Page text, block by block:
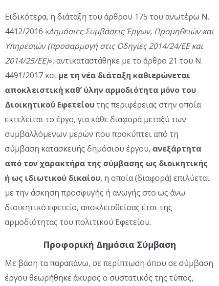
Ειδικότερα, η διάταξη του άρθρου 175 του ανωτέρω Ν.
4412/2016 «Δημόσιες Συμβάσεις Έργων, Προμηθειών και
Υπηρεσιών (προσαρμογή στις Οδηγίες 2014/24/EE και
2014/25/ΕΕ)», αντικαταστάθηκε με το άρθρο 21 του Ν.
4491/2017 και με τη νέα διάταξη καθιερώνεται
αποκλειστική καθ’ ύλην αρμοδιότητα μόνο του
Διοικητικού Εφετείουτης περιφέρειας στην οποία
εκτελείται το έργο, για κάθε διαφορά μεταξύ των
συμβαλλόμενων μερών που προκύπτει από τη
σύμβαση κατασκευής δημόσιου έργου, ανεξάρτητα
από τον χαρακτήρα της σύμβασης ως διοικητικής
ή ως ιδιωτικού δικαίου, η οποία (διαφορά) επιλύεται
με την άσκηση προσφυγής ή ανωγής στο ως άνω
διοικητικό εφετείο, αποκλεισθείσας έτσι της
αρμοδιότητας του πολιτικού Εφετείου.
Προφορική Δημόσια Σύμβαση
Με βάση τα παραπάνω, σε περίπτωση όπου σε σύμβαση
έργου θεωρήθηκε άκυρος ο συστατικός της τύπος,